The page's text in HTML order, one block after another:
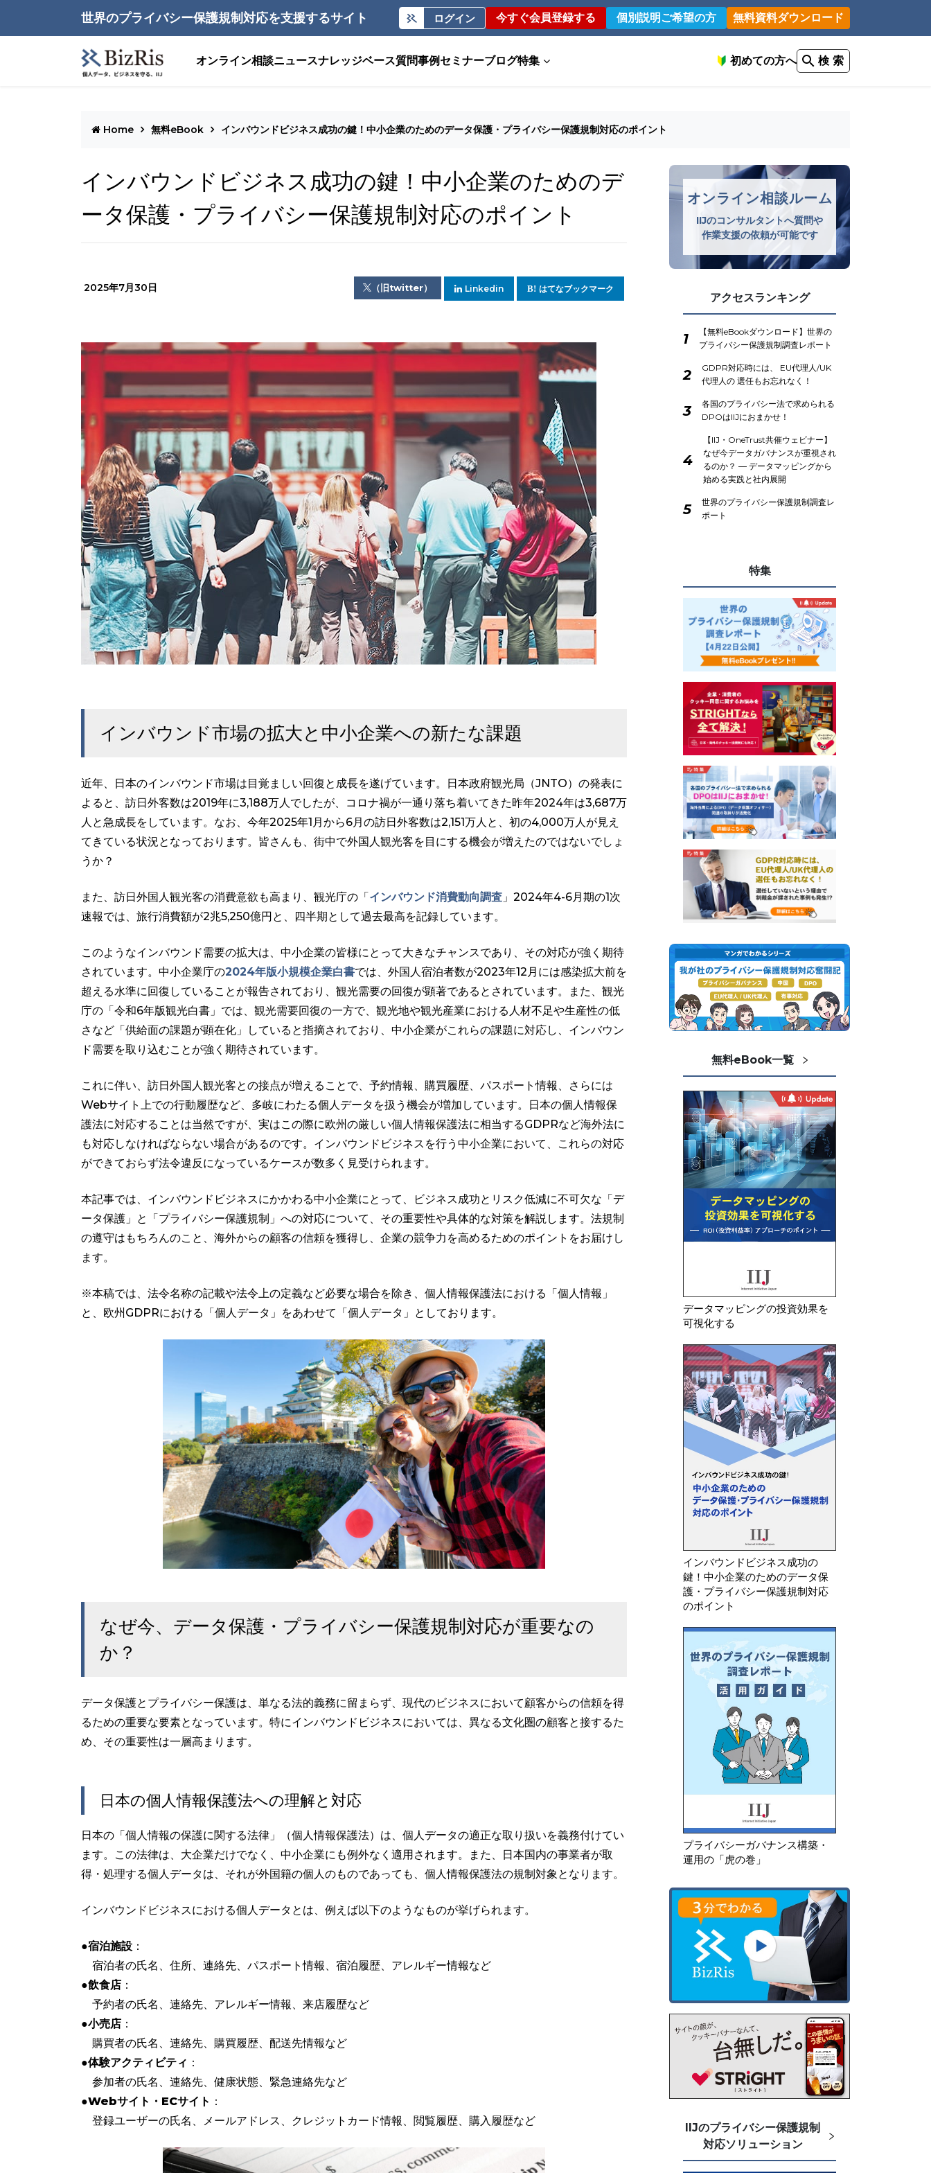
世界のプライバシー保護規制対応を支援するサイト ログイン 今すぐ会員登録する 個別説明ご希望の方 無料資料ダウンロード
オンライン相談ニュースナレッジベース質問事例 セミナーブログ特集 初めての方へ 検 索
Home 無料eBook インバウンドビジネス成功の鍵！中小企業のためのデータ保護・プライバシー保護規制対応のポイント
インバウンドビジネス成功の鍵！中小企業のためのデ
ータ保護・プライバシー保護規制対応のポイント
2025年7月30日 （旧twitter） Linkedin はてなブックマーク
インバウンド市場の拡大と中小企業への新たな課題
近年、日本のインバウンド市場は目覚ましい回復と成長を遂げています。日本政府観光局（JNTO）の発表に
よると、訪日外客数は2019年に3,188万人でしたが、コロナ禍が一通り落ち着いてきた昨年2024年は3,687万
人と急成長をしています。なお、今年2025年1月から6月の訪日外客数は2,151万人と、初の4,000万人が見え
てきている状況となっております。皆さんも、街中で外国人観光客を目にする機会が増えたのではないでしょ
うか？
また、訪日外国人観光客の消費意欲も高まり、観光庁の「インバウンド消費動向調査 」2024年4-6月期の1次
速報では、旅行消費額が2兆5,250億円と、四半期として過去最高を記録しています。
このようなインバウンド需要の拡大は、中小企業の皆様にとって大きなチャンスであり、その対応が強く期待
されています。中小企業庁の2024年版小規模企業白書では、外国人宿泊者数が2023年12月には感染拡大前を
超える水準に回復していることが報告されており、観光需要の回復が顕著であるとされています。また、観光
庁の「令和6年版観光白書」では、観光需要回復の一方で、観光地や観光産業における人材不足や生産性の低
さなど「供給面の課題が顕在化」していると指摘されており、中小企業がこれらの課題に対応し、インバウン
ド需要を取り込むことが強く期待されています。
これに伴い、訪日外国人観光客との接点が増えることで、予約情報、購買履歴、パスポート情報、さらには
Webサイト上での行動履歴など、多岐にわたる個人データを扱う機会が増加しています。日本の個人情報保
護法に対応することは当然ですが、実はこの際に欧州の厳しい個人情報保護法に相当するGDPRなど海外法に
も対応しなければならない場合があるのです。インバウンドビジネスを行う中小企業において、これらの対応
ができておらず法令違反になっているケースが数多く見受けられます。
本記事では、インバウンドビジネスにかかわる中小企業にとって、ビジネス成功とリスク低減に不可欠な「デ
ータ保護」と「プライバシー保護規制」への対応について、その重要性や具体的な対策を解説します。法規制
の遵守はもちろんのこと、海外からの顧客の信頼を獲得し、企業の競争力を高めるためのポイントをお届けし
ます。
※本稿では、法令名称の記載や法令上の定義など必要な場合を除き、個人情報保護法における「個人情報」
と、欧州GDPRにおける「個人データ」をあわせて「個人データ」としております。
なぜ今、データ保護・プライバシー保護規制対応が重要なの
か？
データ保護とプライバシー保護は、単なる法的義務に留まらず、現代のビジネスにおいて顧客からの信頼を得
るための重要な要素となっています。特にインバウンドビジネスにおいては、異なる文化圏の顧客と接するた
め、その重要性は一層高まります。
日本の個人情報保護法への理解と対応
日本の「個人情報の保護に関する法律」（個人情報保護法）は、個人データの適正な取り扱いを義務付けてい
ます。この法律は、大企業だけでなく、中小企業にも例外なく適用されます。また、日本国内の事業者が取
得・処理する個人データは、それが外国籍の個人のものであっても、個人情報保護法の規制対象となります。
インバウンドビジネスにおける個人データとは、例えば以下のようなものが挙げられます。
●宿泊施設 ：
宿泊者の氏名、住所、連絡先、パスポート情報、宿泊履歴、アレルギー情報など
●飲食店 ：
予約者の氏名、連絡先、アレルギー情報、来店履歴など
●小売店 ：
購買者の氏名、連絡先、購買履歴、配送先情報など
●体験アクティビティ ：
参加者の氏名、連絡先、健康状態、緊急連絡先など
●Webサイト・ECサイト ：
登録ユーザーの氏名、メールアドレス、クレジットカード情報、閲覧履歴、購入履歴など
オンライン相談ルーム
IIJのコンサルタントへ質問や
作業支援の依頼が可能です
アクセスランキング
1
【無料eBookダウンロード】世界の
プライバシー保護規制調査レポート
2
GDPR対応時には、 EU代理人/UK
代理人の 選任もお忘れなく！
3
各国のプライバシー法で求められる
DPOはIIJにおまかせ！
4
【IIJ・OneTrust共催ウェビナー】
なぜ今データガバナンスが重視され
るのか？ ― データマッピングから
始める実践と社内展開
5
世界のプライバシー保護規制調査レ
ポート
特集
無料eBook一覧
データマッピングの投資効果を
可視化する
インバウンドビジネス成功の
鍵！中小企業のためのデータ保
護・プライバシー保護規制対応
のポイント
プライバシーガバナンス構築・
運用の「虎の巻」
IIJのプライバシー保護規制
対応ソリューション